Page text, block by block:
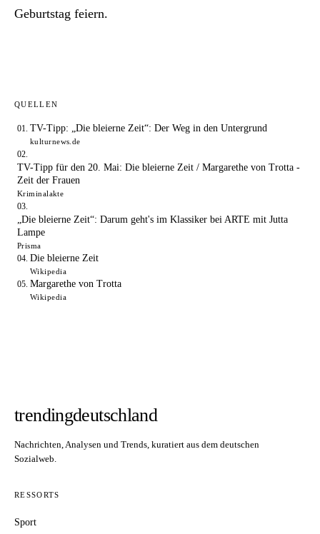
Geburtstag feiern.
QUELLEN
TV-Tipp: „Die bleierne Zeit“: Der Weg in den Untergrund
kulturnews.de
TV-Tipp für den 20. Mai: Die bleierne Zeit / Margarethe von Trotta -
Zeit der Frauen
Kriminalakte
„Die bleierne Zeit“: Darum geht's im Klassiker bei ARTE mit Jutta
Lampe
Prisma
Die bleierne Zeit
Wikipedia
Margarethe von Trotta
Wikipedia
trendingdeutschland
Nachrichten, Analysen und Trends, kuratiert aus dem deutschen
Sozialweb.
RESSORTS
Sport